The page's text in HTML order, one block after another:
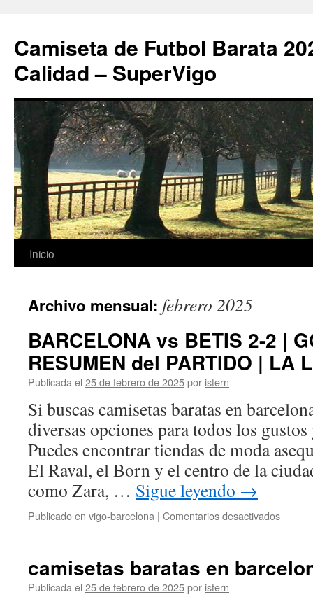
Camiseta de Futbol Barata
Calidad – SuperVigo
Saltar
contenido
Inicio
Archivo mensual: febrero 2025
BARCELONA vs BETIS 2-2 |
RESUMEN del PARTIDO | LA
Publicada el 25 de febrero de 2025por istern
Si buscas camisetas baratas en
diversas opciones para todos los
Puedes encontrar tiendas de moda
El Raval, el Born y el centro de la
como Zara, … Sigue leyendo →
Publicado en vigo-barcelona | Comentarios desactivadosen
2-
camisetas baratas en
Publicada el 25 de febrero de 2025por istern